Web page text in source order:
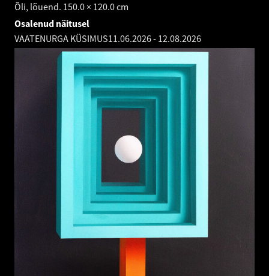
Õli, lõuend. 150.0 × 120.0 cm
Osalenud näitusel
VAATENURGA KÜSIMUS11.06.2026- 12.08.2026